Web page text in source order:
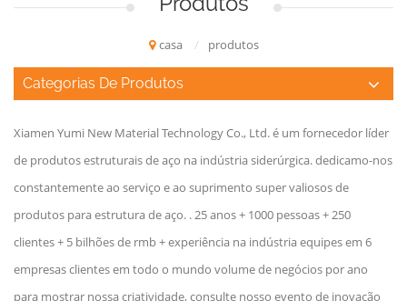
casa / produtos
Categorias De Produtos
Xiamen Yumi New Material Technology Co., Ltd. é um fornecedor líder
de produtos estruturais de aço na indústria siderúrgica. dedicamo-nos
constantemente ao serviço e ao suprimento super valiosos de
produtos para estrutura de aço. . 25 anos + 1000 pessoas + 250
clientes + 5 bilhões de rmb + experiência na indústria equipes em 6
empresas clientes em todo o mundo volume de negócios por ano
para mostrar nossa criatividade, consulte nosso evento de inovação